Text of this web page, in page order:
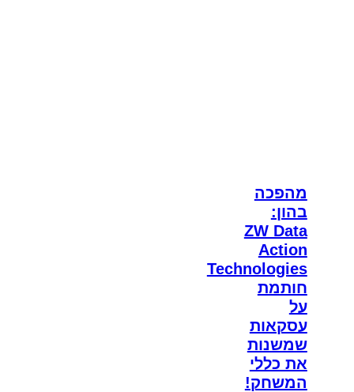
מהפכה
בהון:
ZW Data
Action
Technologies
חותמת
על
עסקאות
שמשנות
את כללי
המשחק!